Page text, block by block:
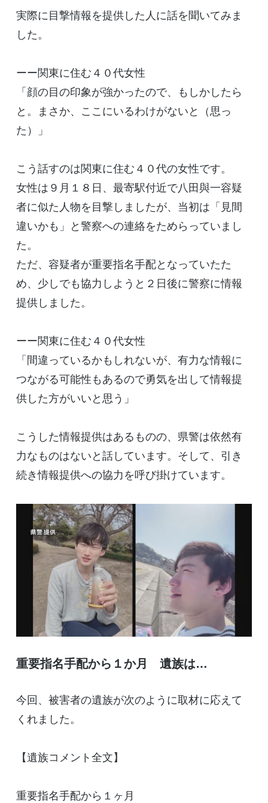
実際に目撃情報を提供した人に話を聞いてみま
した。
ーー関東に住む４０代女性
「顔の目の印象が強かったので、もしかしたら
と。まさか、ここにいるわけがないと（思っ
た）」
こう話すのは関東に住む４０代の女性です。
女性は９月１８日、最寄駅付近で八田與一容疑
者に似た人物を目撃しましたが、当初は「見間
違いかも」と警察への連絡をためらっていまし
た。
ただ、容疑者が重要指名手配となっていたた
め、少しでも協力しようと２日後に警察に情報
提供しました。
ーー関東に住む４０代女性
「間違っているかもしれないが、有力な情報に
つながる可能性もあるので勇気を出して情報提
供した方がいいと思う」
こうした情報提供はあるものの、県警は依然有
力なものはないと話しています。そして、引き
続き情報提供への協力を呼び掛けています。
重要指名手配から１か月 遺族は…
今回、被害者の遺族が次のように取材に応えて
くれました。
【遺族コメント全文】
重要指名手配から１ヶ月